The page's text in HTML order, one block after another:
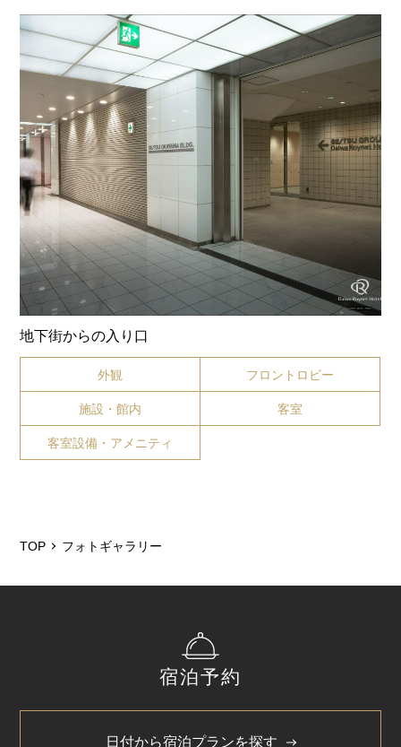
地下街からの入り口
外観 フロントロビー
施設・館内 客室
客室設備・アメニティ
TOP フォトギャラリー
宿泊予約
日付から宿泊プランを探す